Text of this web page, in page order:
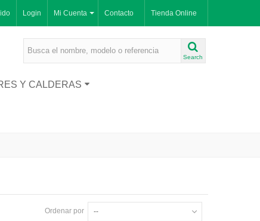
Tienda Online
Contacto
Mi Cuenta
Login
Search
Y CALDERAS
Ordenar por --